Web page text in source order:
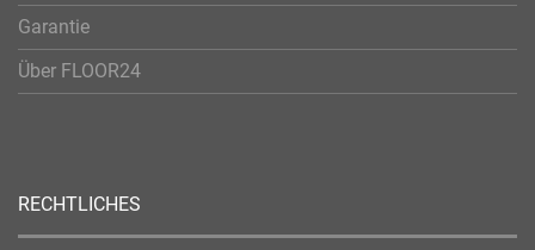
Garantie
Über FLOOR24
RECHTLICHES